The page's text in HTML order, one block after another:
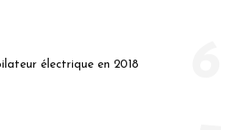
électrique en 2018